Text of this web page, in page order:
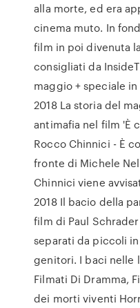
alla morte, ed era
cinema muto. In
film in poi divenuta
consigliati da
maggio + speciale
2018 La storia del
antimafia nel film 'È
Rocco Chinnici - È
fronte di Michele
Chinnici viene
2018 Il bacio della
film di Paul
separati da piccoli
genitori. I baci nelle
Filmati Di Dramma,
dei morti viventi